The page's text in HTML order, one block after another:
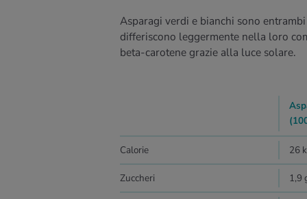
Asparagi verdi e bianchi sono
differiscono leggermente nella loro
beta-carotene grazie alla luce solare.
Calorie 26
Zuccheri 1,9